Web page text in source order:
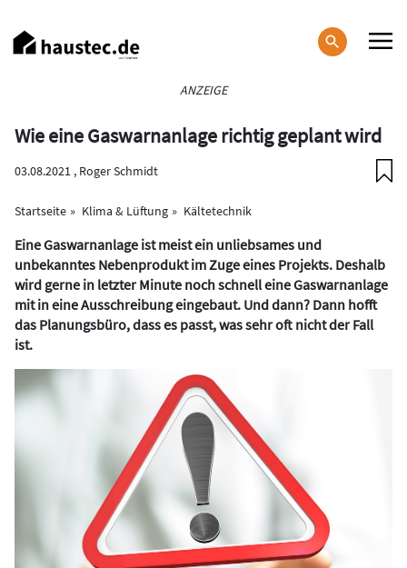
zum
Inhalt
ANZEIGE
Wie eine Gaswarnanlage richtig geplant wird
03.08.2021 , Roger Schmidt
Startseite Klima & Lüftung Kältetechnik
Eine Gaswarnanlage ist meist ein unliebsames und
unbekanntes Nebenprodukt im Zuge eines Projekts. Deshalb
wird gerne in letzter Minute noch schnell eine Gaswarnanlage
mit in eine Ausschreibung eingebaut. Und dann? Dann hofft
das Planungsbüro, dass es passt, was sehr oft nicht der Fall
ist.